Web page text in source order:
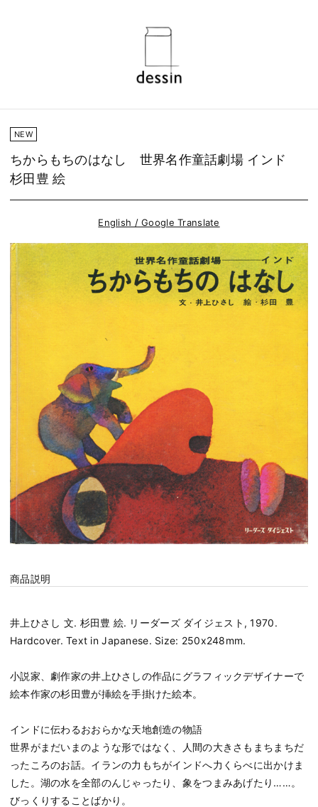
NEW
ちからもちのはなし 世界名作童話劇場 インド
杉田豊 絵
English / Google Translate
商品説明
井上ひさし 文. 杉田豊 絵. リーダーズ ダイジェスト, 1970.
Hardcover. Text in Japanese. Size: 250x248mm.
小説家、劇作家の井上ひさしの作品にグラフィックデザイナーで
絵本作家の杉田豊が挿絵を手掛けた絵本。
インドに伝わるおおらかな天地創造の物語
世界がまだいまのような形ではなく、人間の大きさもまちまちだ
ったころのお話。イランの力もちがインドへ力くらべに出かけま
した。湖の水を全部のんじゃったり、象をつまみあげたり……。
びっくりすることばかり。